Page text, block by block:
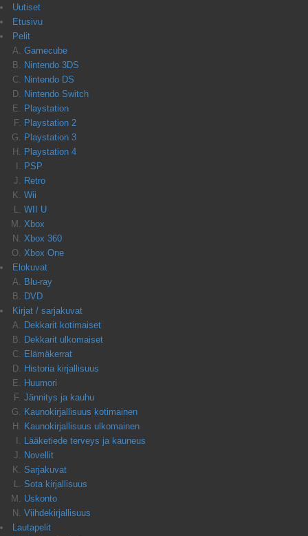
Uutiset
Etusivu
Pelit
Gamecube
Nintendo 3DS
Nintendo DS
Nintendo Switch
Playstation
Playstation 2
Playstation 3
Playstation 4
PSP
Retro
Wii
WII U
Xbox
Xbox 360
Xbox One
Elokuvat
Blu-ray
DVD
Kirjat / sarjakuvat
Dekkarit kotimaiset
Dekkarit ulkomaiset
Elämäkerrat
Historia kirjallisuus
Huumori
Jännitys ja kauhu
Kaunokirjallisuus kotimainen
Kaunokirjallisuus ulkomainen
Lääketiede terveys ja kauneus
Novellit
Sarjakuvat
Sota kirjallisuus
Uskonto
Viihdekirjallisuus
Lautapelit